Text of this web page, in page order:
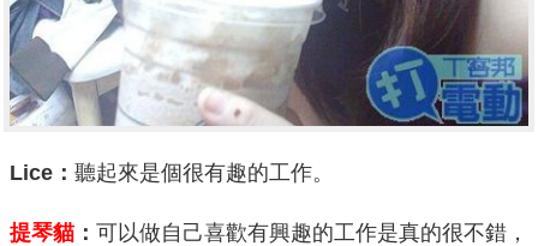
Lice ： 聽起來是個很有趣的工作。
提琴貓 ： 可以做自己喜歡有興趣的工作是真的很不錯，